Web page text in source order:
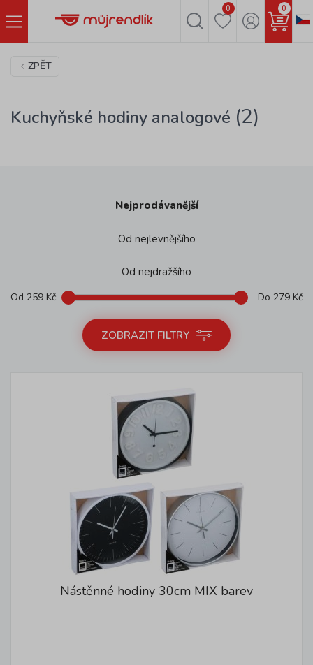
0 0
ZPĚT
Kuchyňské hodiny analogové (2)
Nejprodávanější
Od nejlevnějšího
Od nejdražšího
Od 259 Kč Do 279 Kč
ZOBRAZIT FILTRY
Nástěnné hodiny 30cm MIX barev